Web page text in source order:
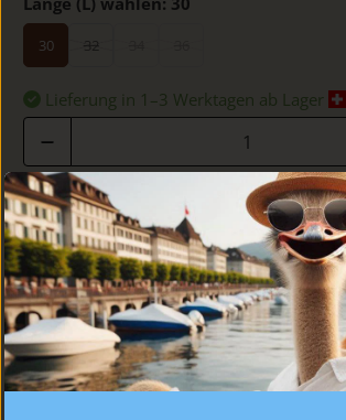
30 32
Lieferung in 1–3 Werktagen ab Lager
IN DEN WARENKORB
DETAILS